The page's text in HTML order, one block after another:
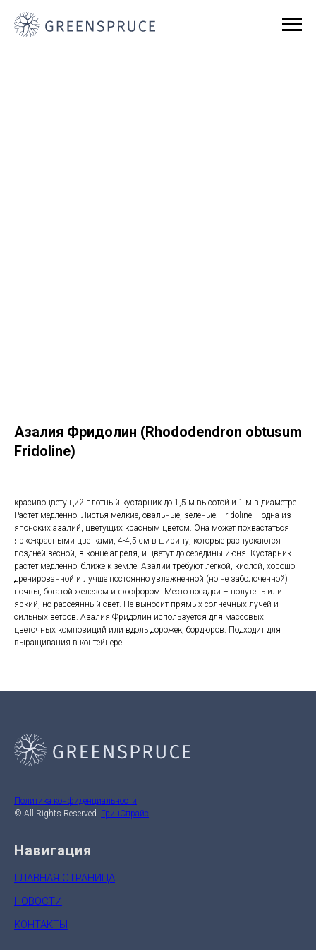
Азалия Фридолин (Rhododendron obtusum
Fridoline)
красивоцветущий плотный кустарник до 1,5 м высотой и 1 м в диаметре.
Растет медленно. Листья мелкие, овальные, зеленые. Fridoline – одна из
японских азалий, цветущих красным цветом. Она может похвастаться
ярко-красными цветками, 4-4,5 см в ширину, которые распускаются
поздней весной, в конце апреля, и цветут до середины июня. Кустарник
растет медленно, ближе к земле. Азалии требуют легкой, кислой, хорошо
дренированной и лучше постоянно увлажненной (но не заболоченной)
почвы, богатой железом и фосфором. Место посадки – полутень или
яркий, но рассеянный свет. Не выносит прямых солнечных лучей и
сильных ветров. Азалия Фридолин используется для массовых
цветочных композиций или вдоль дорожек, бордюров. Подходит для
выращивания в контейнере.
Политика конфиденциальности
© All Rights Reserved. ГринСпрайс
Навигация
ГЛАВНАЯ СТРАНИЦА
НОВОСТИ
КОНТАКТЫ